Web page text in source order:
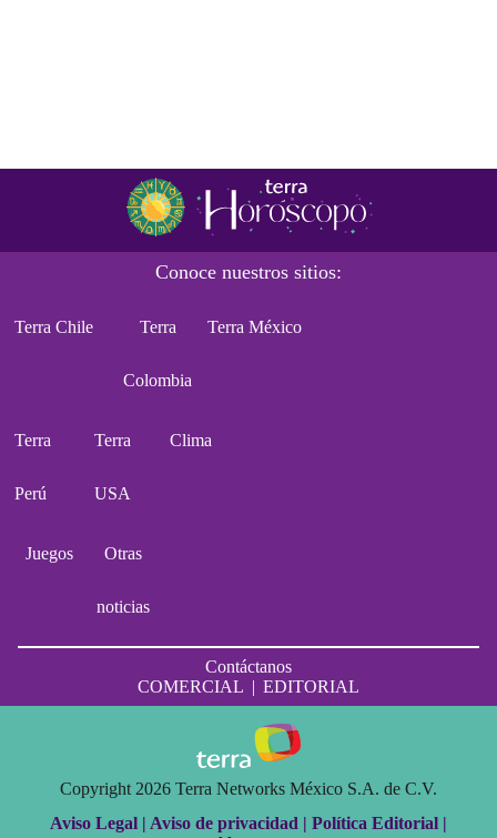
Conoce nuestros sitios:
Terra Chile Terra
Colombia
Terra México
Terra
Perú
Terra
USA
Clima
Juegos Otras
noticias
Contáctanos
COMERCIAL | EDITORIAL
Copyright 2026 Terra Networks México S.A. de C.V.
Aviso Legal | Aviso de privacidad | Política Editorial |